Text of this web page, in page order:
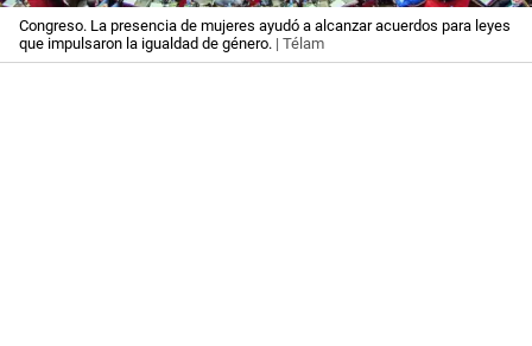
Congreso. La presencia de mujeres ayudó a alcanzar acuerdos para leyes
que impulsaron la igualdad de género. | Télam